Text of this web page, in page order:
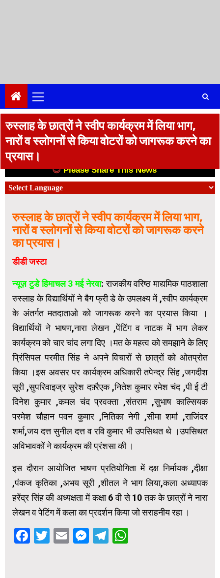
Menu
रुस्लाह के छात्रों ने स्वीप कार्यक्रम में लिया भाग,
नारों व स्लोगनों से किया वोटरों को जागरूक करने का
प्रयास।
😊 Please Share This News😊
रुस्लाह के छात्रों ने स्वीप कार्यक्रम में लिया भाग,
नारों व स्लोगनों से किया वोटरों को जागरूक करने
का प्रयास।
डीडी जस्टा
न्यूज़ टुडे हिमाचल 3 मई नेरवा: राजकीय वरिष्ठ माद्यमिक पाठशाला
रुस्लाह के विद्यार्थियों ने बैग फ्री डे के उपलक्ष्य में ,स्वीप कार्यक्रम
के अंतर्गत मतदाताओ को जागरूक करने का प्रयास किया ।
विद्यार्थियों ने भाषण,नारा लेखन ,पेंटिंग व नाटक में भाग लेकर
कार्यक्रम को चार चांद लगा दिए ।मत के महत्व को समझाने के लिए
प्रिंसिपल परमीत सिंह ने अपने विचारों से छात्रों को ओतप्रोत
किया ।इस अवसर पर कार्यक्रम अधिकारी तपेन्द्र सिंह ,जगदीश
सूरी ,सुपरिवाइज्र सुरेश दफ़्रैएक ,नितेश कुमार रमेश चंद ,पी ई टी
दिनेश कुमार ,कमल चंद प्रवक्ता ,संतराम ,सुभाष काल्सियक
परमेश चौहान पवन कुमार ,नितिका नेगी ,सीमा शर्मा ,राजिंदर
शर्मा,जय दत्त सुनील दत्त व रवि कुमार भी उपसिथत थे ।उपसिथत
अविभावकों ने कार्यक्रम की प्रंशसा की ।
इस दौरान आयोजित भाषण प्रतियोगिता में दक्ष निर्मायक ,दीक्षा
,पंकज कृतिका ,अभय सूरी ,शीतल ने भाग लिया,कला अध्यापक
हरेंद्र सिंह की अध्यक्षता में कक्षा 6 वी से 10 तक के छात्रों ने नारा
लेखन व पेटिंग में कला का प्रदर्शन किया जो सराहनीय रहा ।
Facebook
Twitter
EmailMessenger
Telegram